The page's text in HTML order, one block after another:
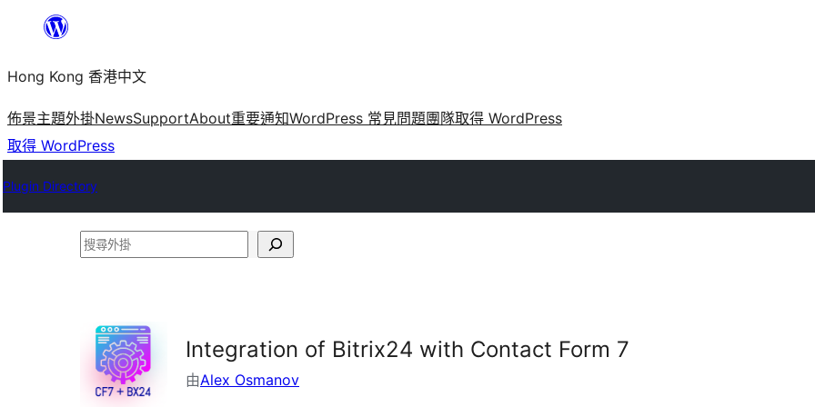
主
要
內
容
Hong Kong 香港中文
佈景主題外掛NewsSupportAbout重要通知WordPress 常見問題團隊取得 WordPress
取得 WordPress
Plugin Directory
搜
Integration of Bitrix24 with Contact Form 7
由Alex Osmanov